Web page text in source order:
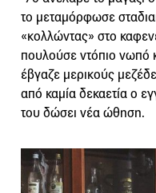
το μεταμόρφωσε
«κολλώντας» στο
πουλούσε ντόπιο νωπό
έβγαζε μερικούς
από καμία δεκαετία ο
του δώσει νέα ώθηση.